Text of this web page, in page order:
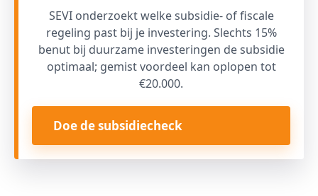
SEVI onderzoekt welke subsidie- of fiscale
regeling past bij je investering. Slechts 15%
benut bij duurzame investeringen de subsidie
optimaal; gemist voordeel kan oplopen tot
€20.000.
Doe de subsidiecheck